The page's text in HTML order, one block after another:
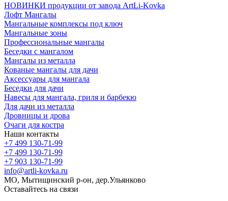
НОВИНКИ продукции от завода ArtLi-Kovka
Лофт Мангалы
Мангальные комплексы под ключ
Мангальные зоны
Профессиональные мангалы
Беседки с мангалом
Мангалы из металла
Кованые мангалы для дачи
Аксессуары для мангала
Беседки для дачи
Навесы для мангала, гриля и барбекю
Для дачи из металла
Дровницы и дрова
Очаги для костра
Наши контакты
+7 499 130-71-99
+7 499 130-71-99
+7 903 130-71-99
info@artli-kovka.ru
МО, Мытищинский р-он, дер.Ульянково
Оставайтесь на связи